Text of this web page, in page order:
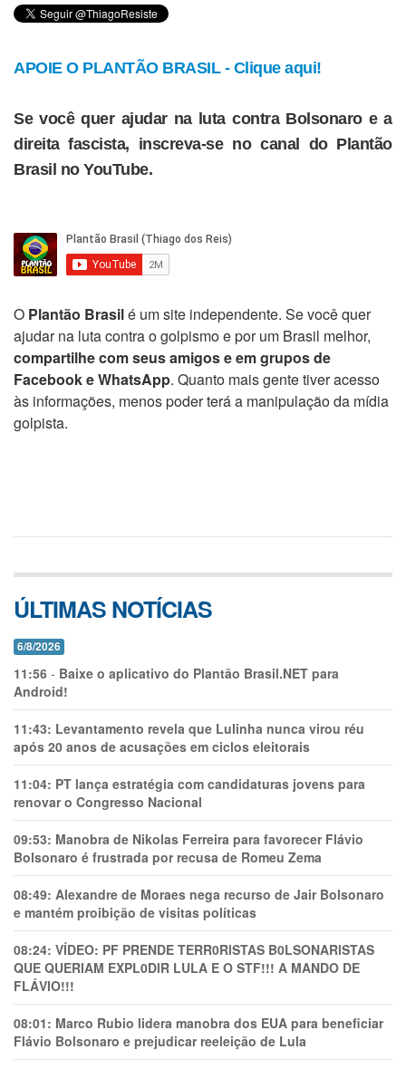
APOIE O PLANTÃO BRASIL - Clique aqui!
Se você quer ajudar na luta contra Bolsonaro e a
direita fascista, inscreva-se no canal do Plantão
Brasil no YouTube.
O Plantão Brasilé um site independente. Se você quer
ajudar na luta contra o golpismo e por um Brasil melhor,
compartilhe com seus amigos e em grupos de
Facebook e WhatsApp. Quanto mais gente tiver acesso
às informações, menos poder terá a manipulação da mídia
golpista.
ÚLTIMAS NOTÍCIAS
6/8/2026
11:56 - Baixe o aplicativo do Plantão Brasil.NET para
Android!
11:43: Levantamento revela que Lulinha nunca virou réu
após 20 anos de acusações em ciclos eleitorais
11:04: PT lança estratégia com candidaturas jovens para
renovar o Congresso Nacional
09:53: Manobra de Nikolas Ferreira para favorecer Flávio
Bolsonaro é frustrada por recusa de Romeu Zema
08:49: Alexandre de Moraes nega recurso de Jair Bolsonaro
e mantém proibição de visitas políticas
08:24: VÍDEO: PF PRENDE TERR0RlSTAS B0LSONARlSTAS
QUE QUERIAM EXPL0DlR LULA E O STF!!! A MANDO DE
FLÁVIO!!!
08:01: Marco Rubio lidera manobra dos EUA para beneficiar
Flávio Bolsonaro e prejudicar reeleição de Lula